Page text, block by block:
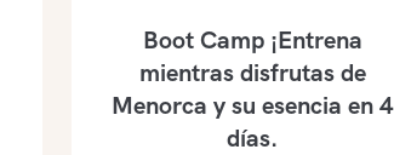
Boot Camp ¡Entrena
mientras disfrutas de
Menorca y su esencia en 4
días.